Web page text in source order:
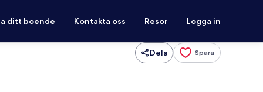
ditt boende Kontakta oss Resor Logga in
Dela Spara